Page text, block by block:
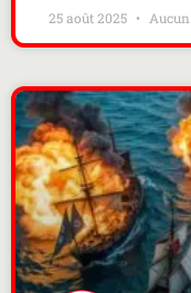
25 août 2025